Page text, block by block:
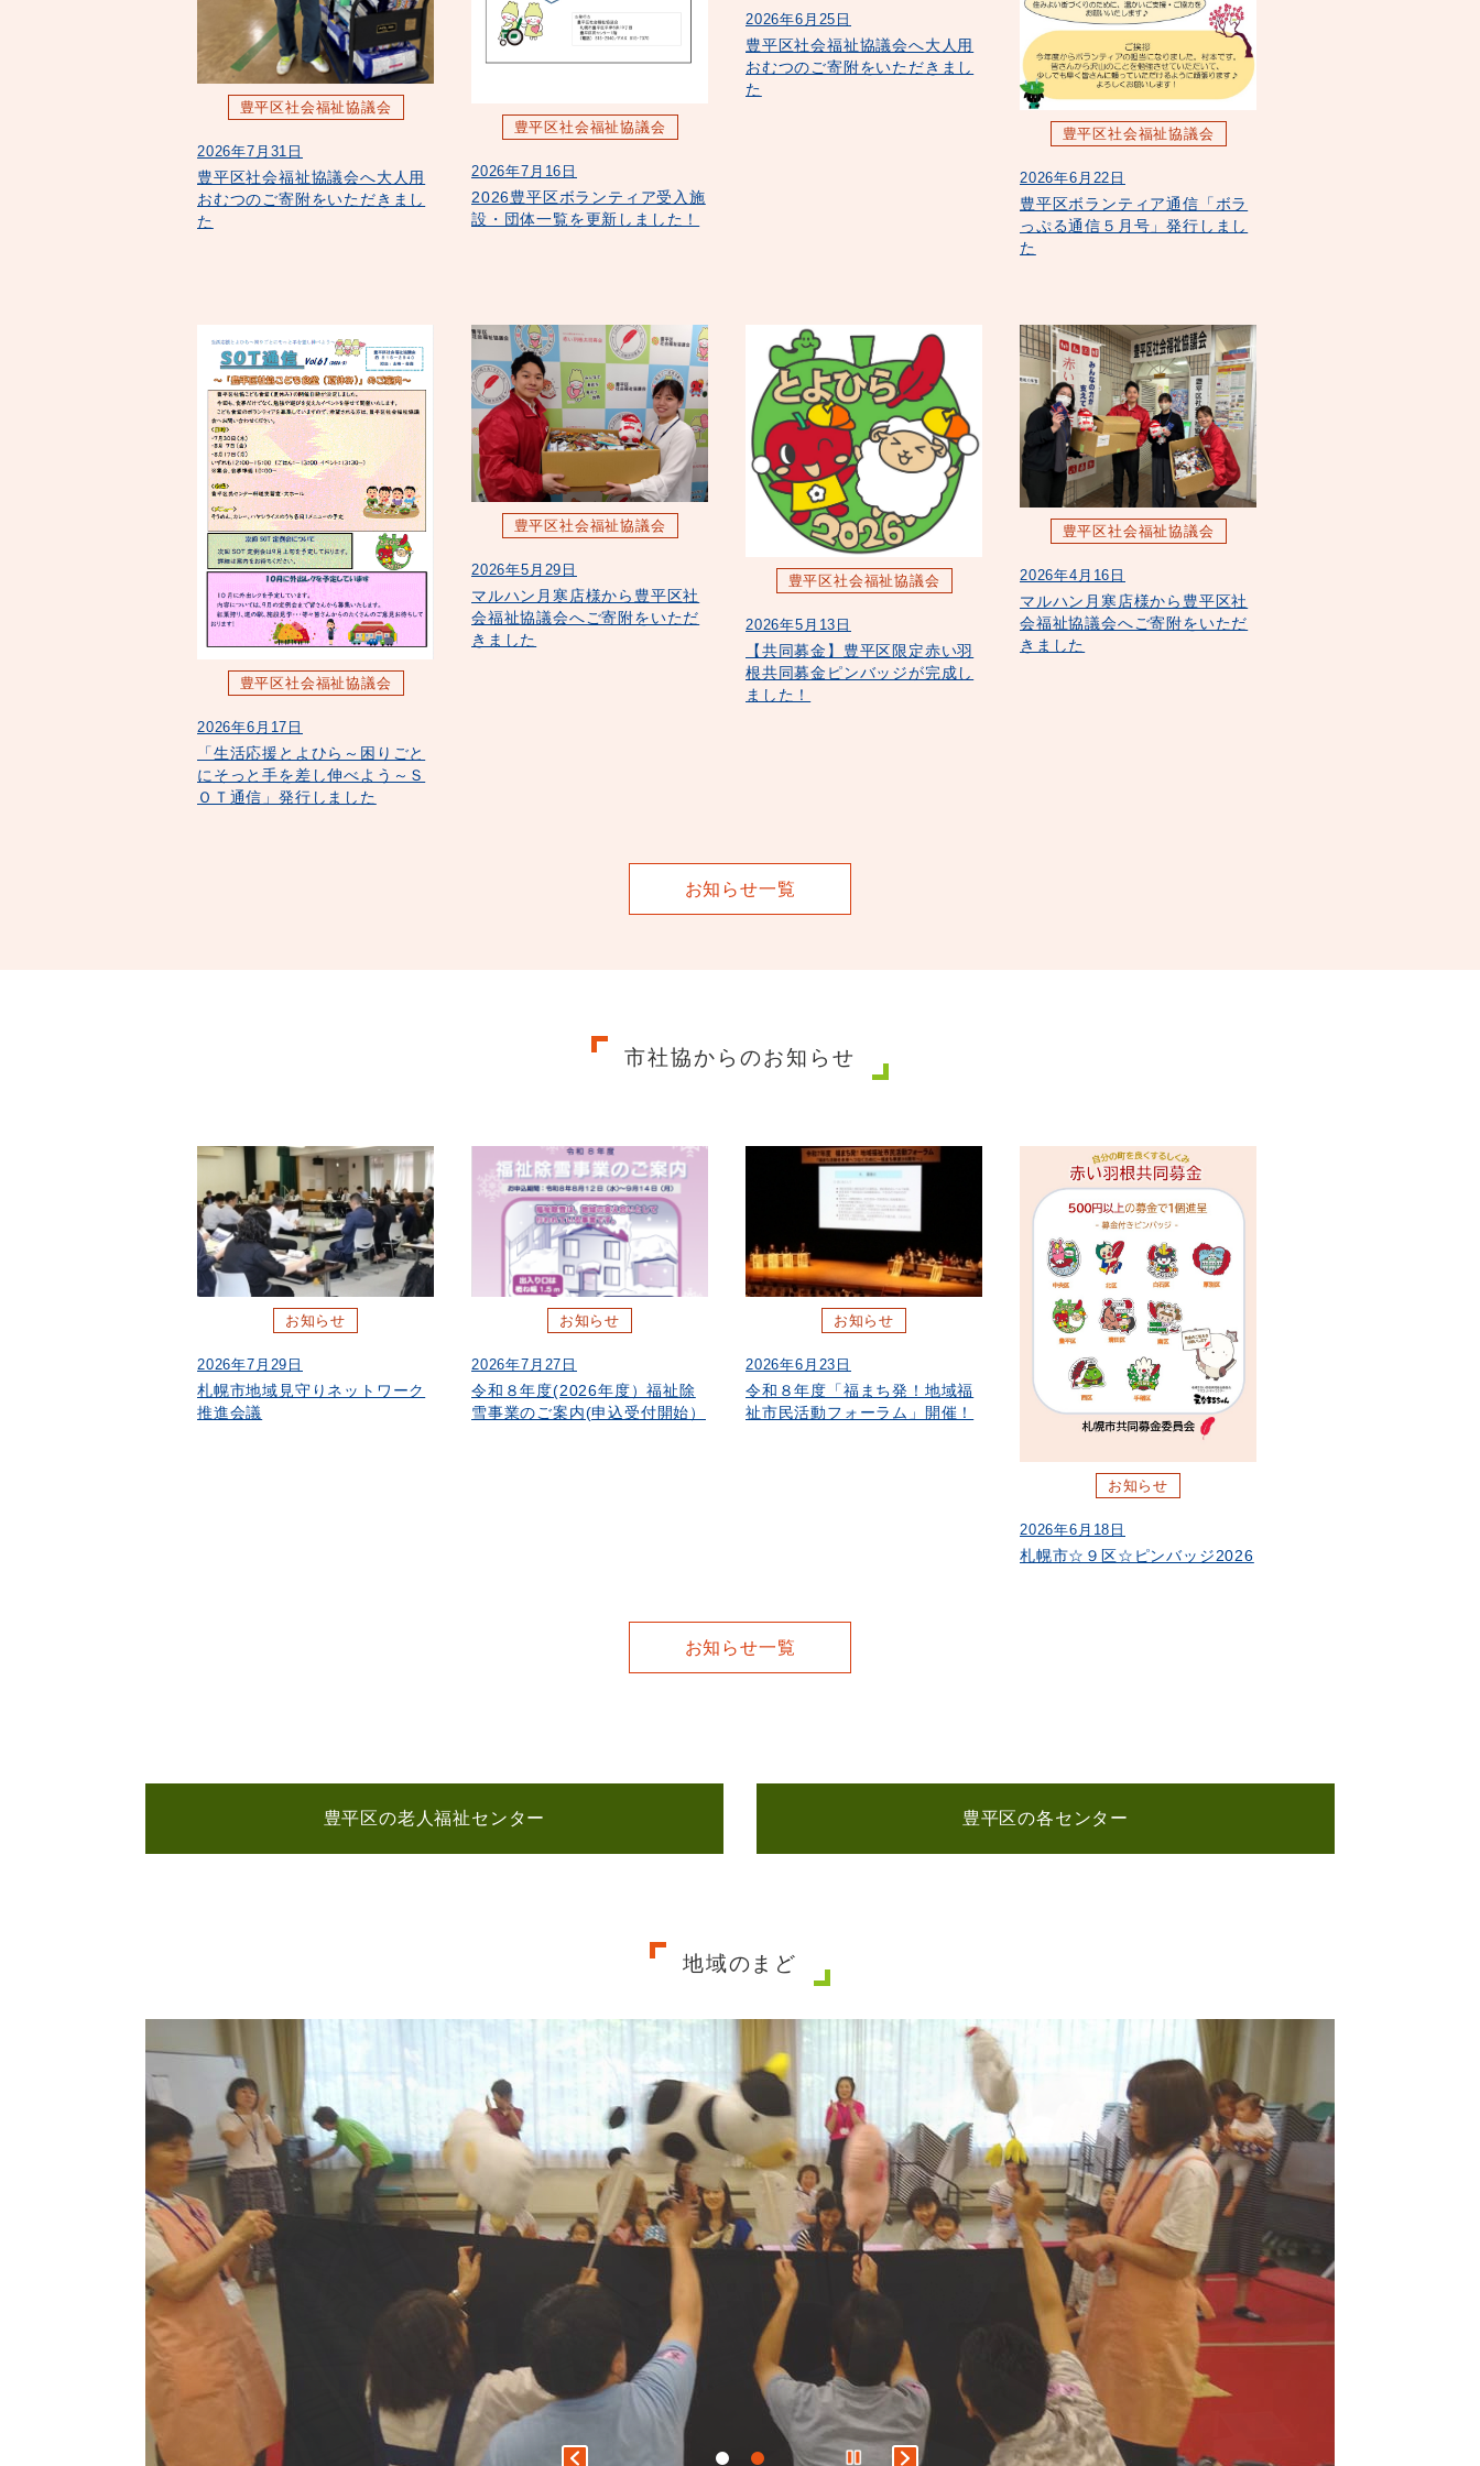
豊平区社会福祉協議会
2026年7月31日
豊平区社会福祉協議会へ大人用
おむつのご寄附をいただきまし
た
豊平区社会福祉協議会
2026年7月16日
2026豊平区ボランティア受入施
設・団体一覧を更新しました！
2026年6月25日
豊平区社会福祉協議会へ大人用
おむつのご寄附をいただきまし
た
豊平区社会福祉協議会
2026年6月22日
豊平区ボランティア通信「ボラ
っぷる通信５月号」発行しまし
た
豊平区社会福祉協議会
2026年6月17日
「生活応援とよひら～困りごと
にそっと手を差し伸べよう～Ｓ
ＯＴ通信」発行しました
豊平区社会福祉協議会
2026年5月29日
マルハン月寒店様から豊平区社
会福祉協議会へご寄附をいただ
きました
豊平区社会福祉協議会
2026年5月13日
【共同募金】豊平区限定赤い羽
根共同募金ピンバッジが完成し
ました！
豊平区社会福祉協議会
2026年4月16日
マルハン月寒店様から豊平区社
会福祉協議会へご寄附をいただ
きました
お知らせ一覧
市社協からのお知らせ
お知らせ
2026年7月29日
札幌市地域見守りネットワーク
推進会議
お知らせ
2026年7月27日
令和８年度(2026年度）福祉除
雪事業のご案内(申込受付開始）
お知らせ
2026年6月23日
令和８年度「福まち発！地域福
祉市民活動フォーラム」開催！
お知らせ
2026年6月18日
札幌市☆９区☆ピンバッジ2026
お知らせ一覧
豊平区の老人福祉センター 豊平区の各センター
地域のまど